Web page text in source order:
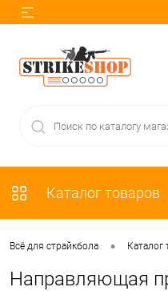
Каталог товаров
Всё для страйкбола • Каталог
Направляющая